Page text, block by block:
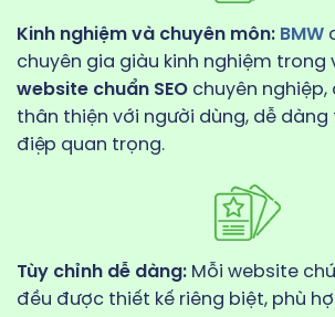
Kinh nghiệm và chuyên môn: BMW
chuyên gia giàu kinh nghiệm trong
website chuẩn SEOchuyên nghiệp,
thân thiện với người dùng, dễ
điệp quan trọng.
Tùy chỉnh dễ dàng:Mỗi website
đều được thiết kế riêng biệt, phù